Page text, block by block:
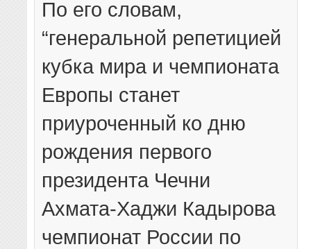
По его словам,
“генеральной репетицией
кубка мира и чемпионата
Европы станет
приуроченный ко дню
рождения первого
президента Чечни
Ахмата-Хаджи Кадырова
чемпионат России по